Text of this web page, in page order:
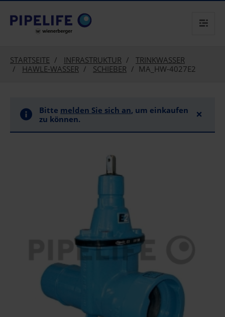
text.skipToContent
text.skipToNavigation
STARTSEITE INFRASTRUKTUR
TRINKWASSER
HAWLE-WASSER
SCHIEBER MA_HW-4027E2
Bitte melden Sie sich an, um einkaufen
zu können.
×